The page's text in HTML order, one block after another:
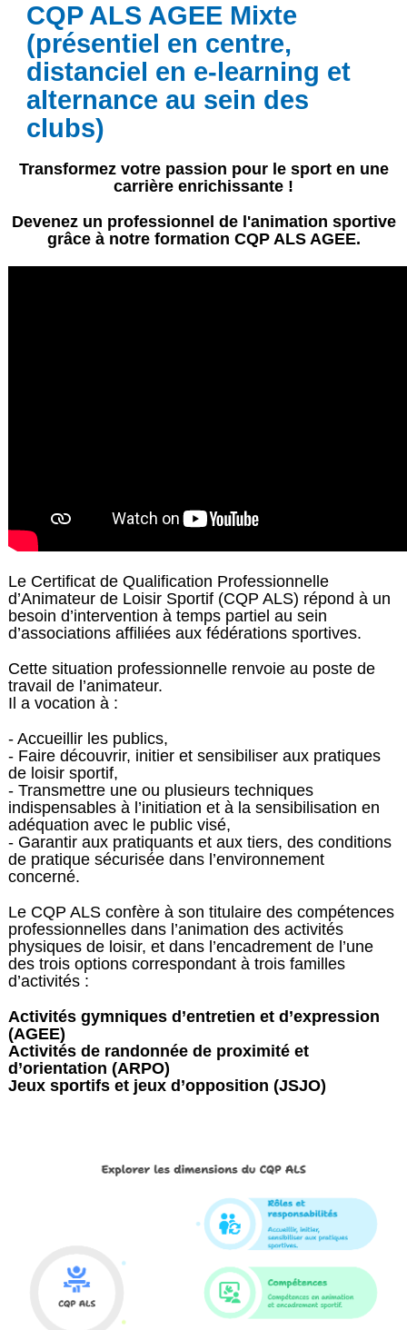
CQP ALS AGEE Mixte
(présentiel en centre,
distanciel en e-learning et
alternance au sein des
clubs)
Transformez votre passion pour le sport en une
carrière enrichissante !
Devenez un professionnel de l'animation sportive
grâce à notre formation CQP ALS AGEE.
Le Certificat de Qualification Professionnelle
d’Animateur de Loisir Sportif (CQP ALS) répond à un
besoin d’intervention à temps partiel au sein
d’associations affiliées aux fédérations sportives.
Cette situation professionnelle renvoie au poste de
travail de l’animateur.
Il a vocation à :
- Accueillir les publics,
- Faire découvrir, initier et sensibiliser aux pratiques
de loisir sportif,
- Transmettre une ou plusieurs techniques
indispensables à l’initiation et à la sensibilisation en
adéquation avec le public visé,
- Garantir aux pratiquants et aux tiers, des conditions
de pratique sécurisée dans l’environnement
concerné.
Le CQP ALS confère à son titulaire des compétences
professionnelles dans l’animation des activités
physiques de loisir, et dans l’encadrement de l’une
des trois options correspondant à trois familles
d’activités :
Activités gymniques d’entretien et d’expression
(AGEE)
Activités de randonnée de proximité et
d’orientation (ARPO)
Jeux sportifs et jeux d’opposition (JSJO)